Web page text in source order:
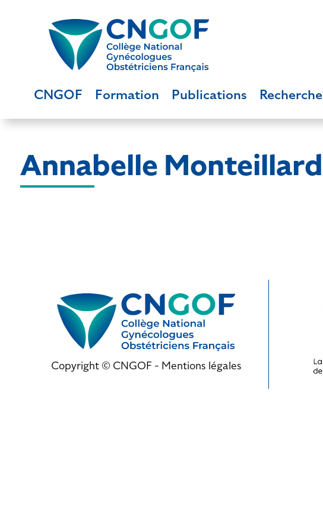
CNGOF Formation Publications Recherche
Annabelle Monteillard
Copyright © CNGOF - Mentions légales